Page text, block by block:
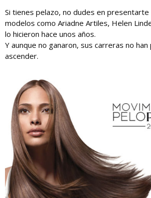
Si tienes pelazo, no dudes en
modelos como Ariadne Artiles, Helen
lo hicieron hace unos años.
Y aunque no ganaron, sus carreras no
ascender.